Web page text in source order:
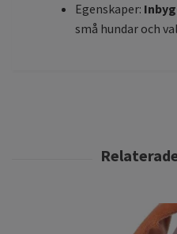
Egenskaper:
små hundar och